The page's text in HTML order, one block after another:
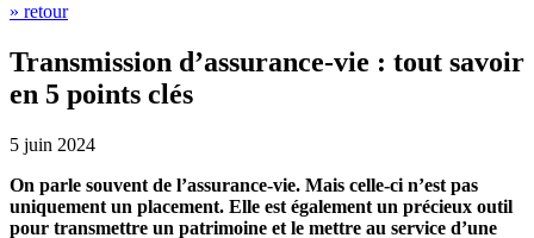
» retour
Transmission d’assurance-vie : tout savoir
en 5 points clés
5 juin 2024
On parle souvent de l’assurance-vie. Mais celle-ci n’est pas
uniquement un placement. Elle est également un précieux outil
pour transmettre un patrimoine et le mettre au service d’une